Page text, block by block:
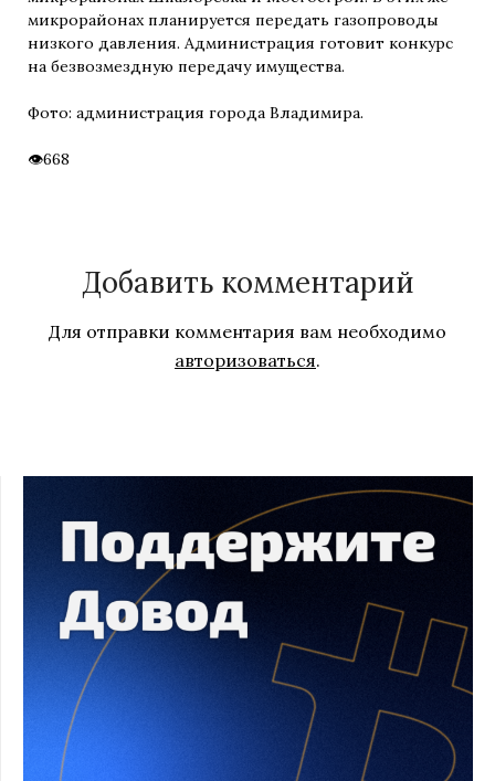
микрорайонах планируется передать газопроводы
низкого давления. Администрация готовит конкурс
на безвозмездную передачу имущества.
Фото: администрация города Владимира.
668
Добавить комментарий
Для отправки комментария вам необходимо
авторизоваться.